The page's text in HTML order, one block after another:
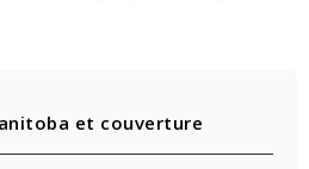
et couverture